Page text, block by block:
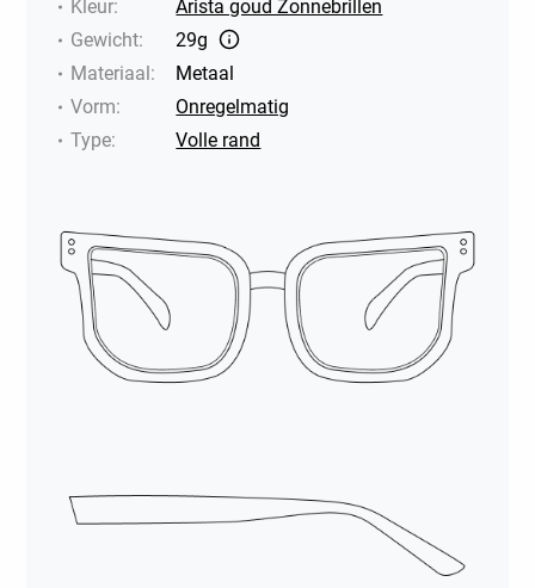
Kleur:
Arista goud Zonnebrillen
Gewicht:
29g
Materiaal:
Metaal
Vorm:
Onregelmatig
Type: Volle rand